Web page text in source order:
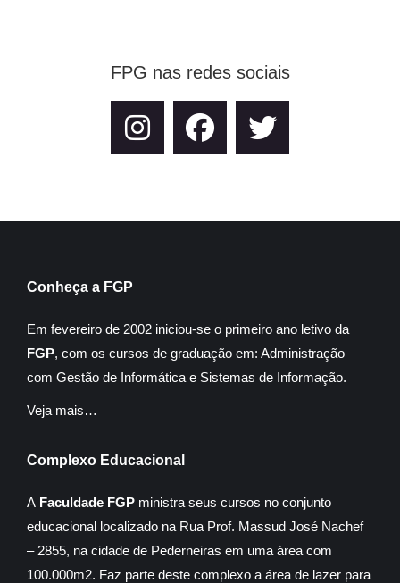
FPG nas redes sociais
Conheça a FGP
Em fevereiro de 2002 iniciou-se o primeiro ano letivo da
FGP, com os cursos de graduação em: Administração
com Gestão de Informática e Sistemas de Informação.
Veja mais…
Complexo Educacional
A Faculdade FGP ministra seus cursos no conjunto
educacional localizado na Rua Prof. Massud José Nachef
– 2855, na cidade de Pederneiras em uma área com
100.000m2. Faz parte deste complexo a área de lazer para